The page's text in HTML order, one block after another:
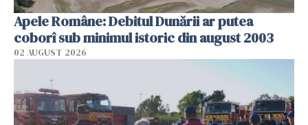
Apele Române: Debitul Dunării ar putea
coborî sub minimul istoric din august 2003
02 AUGUST 2026